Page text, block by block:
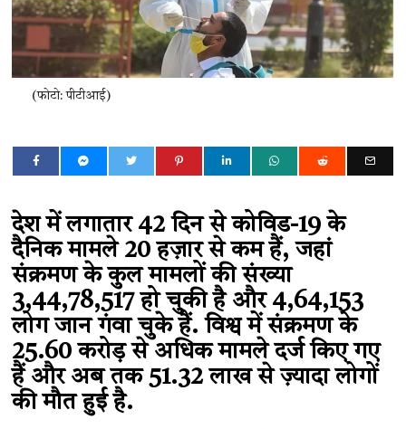
(फोटो: पीटीआई)
देश में लगातार 42 दिन से कोविड-19 के
दैनिक मामले 20 हज़ार से कम हैं, जहां
संक्रमण के कुल मामलों की संख्या
3,44,78,517 हो चुकी है और 4,64,153
लोग जान गंवा चुके हैं. विश्व में संक्रमण के
25.60 करोड़ से अधिक मामले दर्ज किए गए
हैं और अब तक 51.32 लाख से ज़्यादा लोगों
की मौत हुई है.